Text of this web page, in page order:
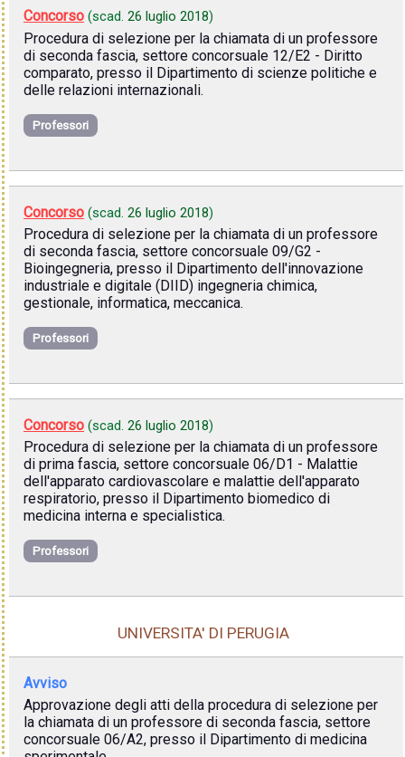
Concorso (scad. 26 luglio 2018)
Procedura di selezione per la chiamata di un professore
di seconda fascia, settore concorsuale 12/E2 - Diritto
comparato, presso il Dipartimento di scienze politiche e
delle relazioni internazionali.
Professori
Concorso (scad. 26 luglio 2018)
Procedura di selezione per la chiamata di un professore
di seconda fascia, settore concorsuale 09/G2 -
Bioingegneria, presso il Dipartimento dell'innovazione
industriale e digitale (DIID) ingegneria chimica,
gestionale, informatica, meccanica.
Professori
Concorso (scad. 26 luglio 2018)
Procedura di selezione per la chiamata di un professore
di prima fascia, settore concorsuale 06/D1 - Malattie
dell'apparato cardiovascolare e malattie dell'apparato
respiratorio, presso il Dipartimento biomedico di
medicina interna e specialistica.
Professori
UNIVERSITA' DI PERUGIA
Avviso
Approvazione degli atti della procedura di selezione per
la chiamata di un professore di seconda fascia, settore
concorsuale 06/A2, presso il Dipartimento di medicina